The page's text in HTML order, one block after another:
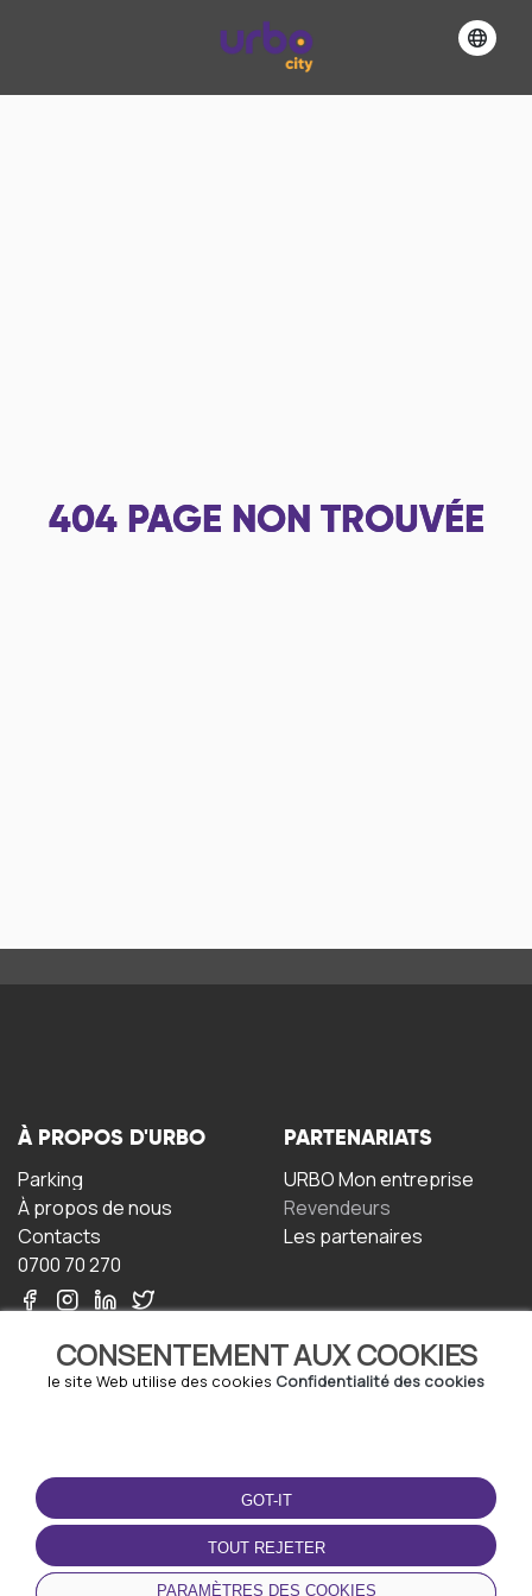
404 PAGE NON TROUVÉE
CONSENTEMENT AUX COOKIES
le site Web utilise des cookies Confidentialité des cookies
GOT-IT
TOUT REJETER
PARAMÈTRES DES COOKIES
À PROPOS D'URBO
Parking
À propos de nous
Contacts
0700 70 270
PARTENARIATS
URBO Mon entreprise
Revendeurs
Les partenaires
TERMS-OF-USE
Termes et conditions
Politique de confidentialité
Politique relative aux
cookies
TÉLÉCHARGEZ
L'APPLICATION